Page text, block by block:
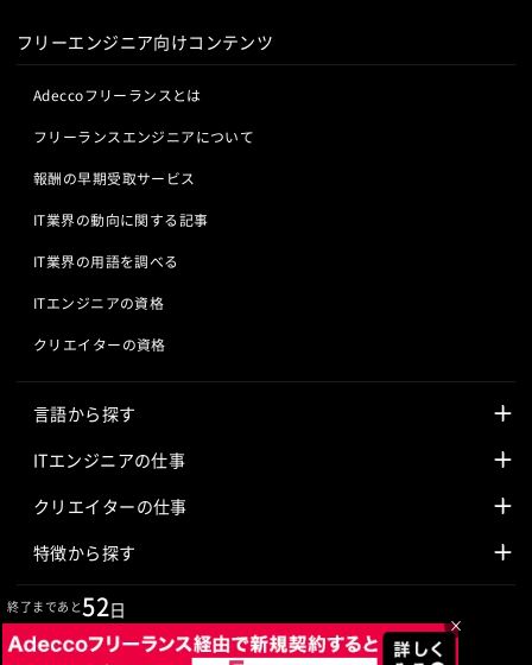
フリーエンジニア向けコンテンツ
Adeccoフリーランスとは
フリーランスエンジニアについて
報酬の早期受取サービス
IT業界の動向に関する記事
IT業界の用語を調べる
ITエンジニアの資格
クリエイターの資格
言語から探す
Javaの求人
PHPの求人
Rubyの求人
Objective-Cの求人
jQueryの求人
ITエンジニアの仕事
LAMPエンジニア
Javaエンジニア
サーバーエンジニア
ネットワークエンジニア
クリエイターの仕事
Webディレクター
Webデザイナー
フロントエンドエンジニア
特徴から探す
未経験も活躍中
初心者レベル歓迎
©Adecco2026
×
終了まであと52日